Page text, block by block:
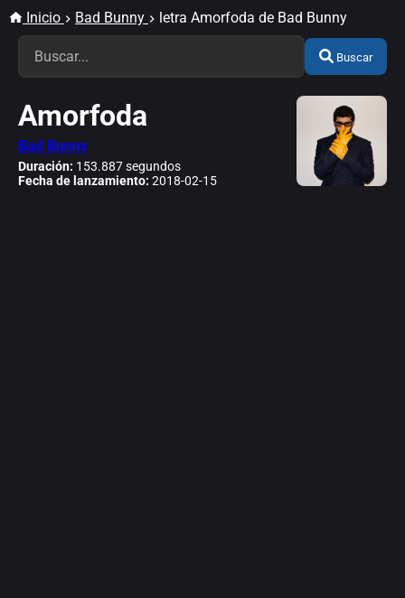
Inicio Bad Bunny letra Amorfoda de Bad Bunny
Buscar
Amorfoda
Bad Bunny
Duración: 153.887 segundos
Fecha de lanzamiento: 2018-02-15